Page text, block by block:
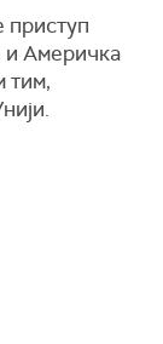
приступ
и Америчка
тим,